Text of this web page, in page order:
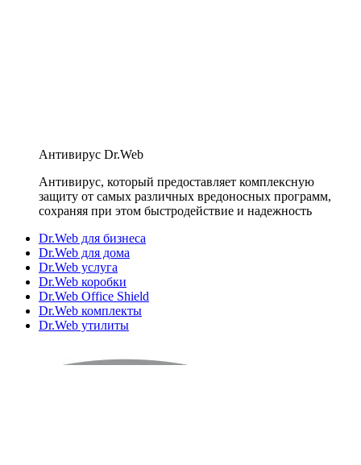
Антивирус Dr.Web
Антивирус, который предоставляет комплексную
защиту от самых различных вредоносных программ,
сохраняя при этом быстродействие и надежность
Dr.Web для бизнеса
Dr.Web для дома
Dr.Web услуга
Dr.Web коробки
Dr.Web Office Shield
Dr.Web комплекты
Dr.Web утилиты